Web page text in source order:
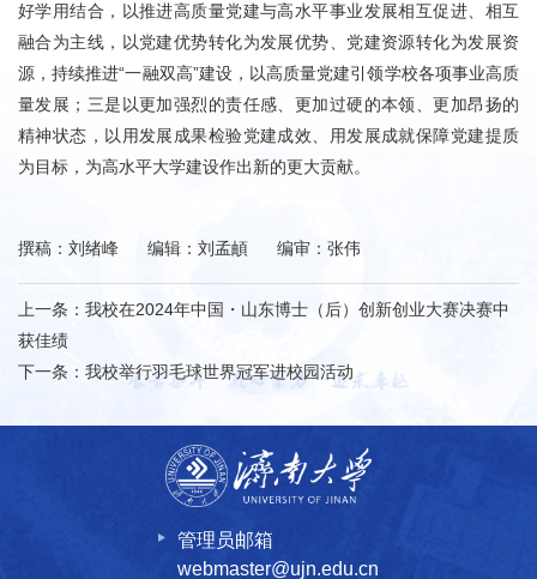
好学用结合，以推进高质量党建与高水平事业发展相互促进、相互
融合为主线，以党建优势转化为发展优势、党建资源转化为发展资
源，持续推进“一融双高”建设，以高质量党建引领学校各项事业高质
量发展；三是以更加强烈的责任感、更加过硬的本领、更加昂扬的
精神状态，以用发展成果检验党建成效、用发展成就保障党建提质
为目标，为高水平大学建设作出新的更大贡献。
撰稿：刘绪峰 编辑：刘孟頔 编审：张伟
上一条： 我校在2024年中国・山东博士（后）创新创业大赛决赛中
获佳绩
下一条： 我校举行羽毛球世界冠军进校园活动
管理员邮箱
webmaster@ujn.edu.cn